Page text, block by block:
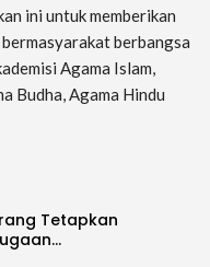
ini untuk memberikan
bermasyarakat berbangsa
Agama Islam,
Budha, Agama Hindu
Tetapkan